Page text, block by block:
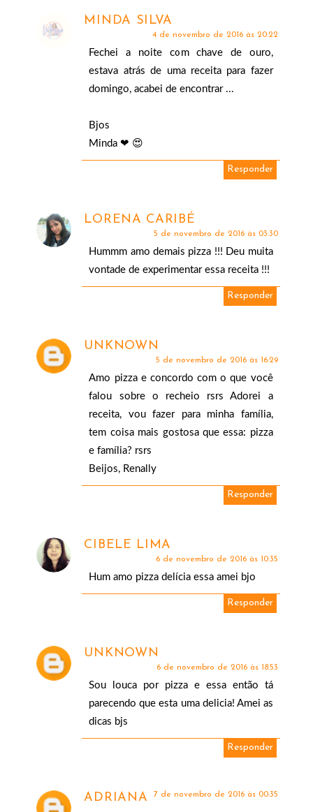
MINDA SILVA
4 de novembro de 2016 às 20:22
Fechei a noite com chave de ouro,
estava atrás de uma receita para fazer
domingo, acabei de encontrar ...
Bjos
Minda ❤ 😍
Responder
LORENA CARIBÉ
5 de novembro de 2016 às 03:30
Hummm amo demais pizza !!! Deu muita
vontade de experimentar essa receita !!!
Responder
UNKNOWN
5 de novembro de 2016 às 16:29
Amo pizza e concordo com o que você
falou sobre o recheio rsrs Adorei a
receita, vou fazer para minha família,
tem coisa mais gostosa que essa: pizza
e família? rsrs
Beijos, Renally
Responder
CIBELE LIMA
6 de novembro de 2016 às 10:35
Hum amo pizza delícia essa amei bjo
Responder
UNKNOWN
6 de novembro de 2016 às 18:53
Sou louca por pizza e essa então tá
parecendo que esta uma delicia! Amei as
dicas bjs
Responder
ADRIANA 7 de novembro de 2016 às 00:35